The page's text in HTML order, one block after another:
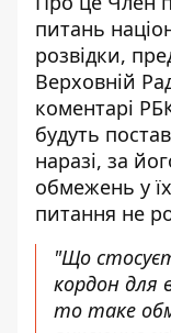
питань
розвідки,
Верховній
коментарі
будуть
наразі, за
обмежень у
питання не
"Що
кордон для
то таке